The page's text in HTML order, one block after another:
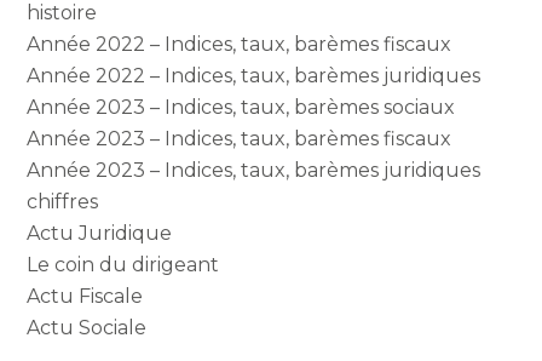
histoire
Année 2022 – Indices, taux, barèmes fiscaux
Année 2022 – Indices, taux, barèmes juridiques
Année 2023 – Indices, taux, barèmes sociaux
Année 2023 – Indices, taux, barèmes fiscaux
Année 2023 – Indices, taux, barèmes juridiques
chiffres
Actu Juridique
Le coin du dirigeant
Actu Fiscale
Actu Sociale